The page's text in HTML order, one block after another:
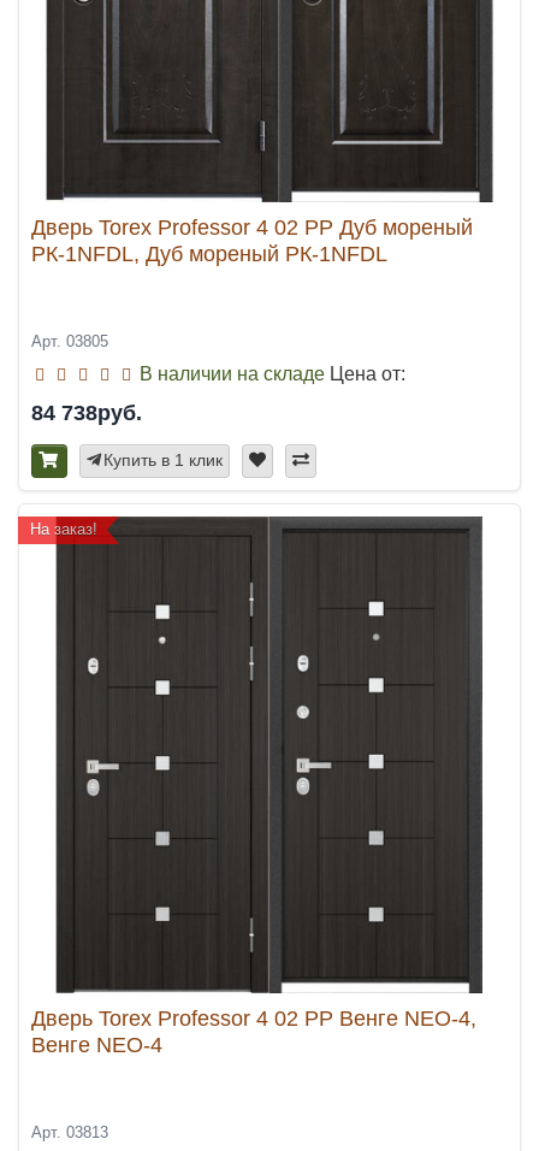
Дверь Torex Professor 4 02 PP Дуб мореный
РК-1NFDL, Дуб мореный РК-1NFDL
Арт. 03805
В наличии на складе Цена от:
84 738руб.
Купить в 1 клик
На заказ!
Дверь Torex Professor 4 02 PP Венге NEO-4,
Венге NEO-4
Арт. 03813